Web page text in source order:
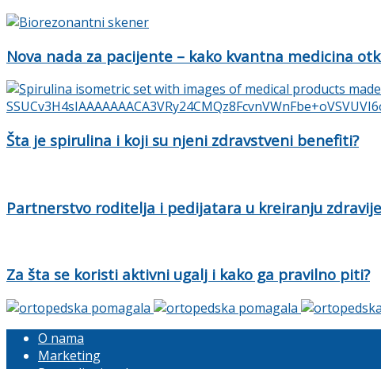
Nova nada za pacijente – kako kvantna medicina
Šta je spirulina i koji su njeni zdravstveni benefiti?
Partnerstvo roditelja i pedijatara u kreiranju
Za šta se koristi aktivni ugalj i kako ga pravilno piti?
O nama
Marketing